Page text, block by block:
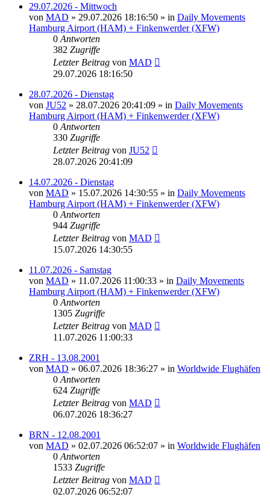
29.07.2026 - Mittwoch
von MAD » 29.07.2026 18:16:50 » in Daily Movements
Hamburg Airport (HAM) + Finkenwerder (XFW)
0 Antworten
382 Zugriffe
Letzter Beitrag von MAD
29.07.2026 18:16:50
28.07.2026 - Dienstag
von JU52 » 28.07.2026 20:41:09 » in Daily Movements
Hamburg Airport (HAM) + Finkenwerder (XFW)
0 Antworten
330 Zugriffe
Letzter Beitrag von JU52
28.07.2026 20:41:09
14.07.2026 - Dienstag
von MAD » 15.07.2026 14:30:55 » in Daily Movements
Hamburg Airport (HAM) + Finkenwerder (XFW)
0 Antworten
944 Zugriffe
Letzter Beitrag von MAD
15.07.2026 14:30:55
11.07.2026 - Samstag
von MAD » 11.07.2026 11:00:33 » in Daily Movements
Hamburg Airport (HAM) + Finkenwerder (XFW)
0 Antworten
1305 Zugriffe
Letzter Beitrag von MAD
11.07.2026 11:00:33
ZRH - 13.08.2001
von MAD » 06.07.2026 18:36:27 » in Worldwide Flughäfen
0 Antworten
624 Zugriffe
Letzter Beitrag von MAD
06.07.2026 18:36:27
BRN - 12.08.2001
von MAD » 02.07.2026 06:52:07 » in Worldwide Flughäfen
0 Antworten
1533 Zugriffe
Letzter Beitrag von MAD
02.07.2026 06:52:07